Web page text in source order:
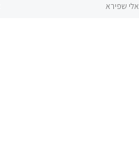
אלי שפירא